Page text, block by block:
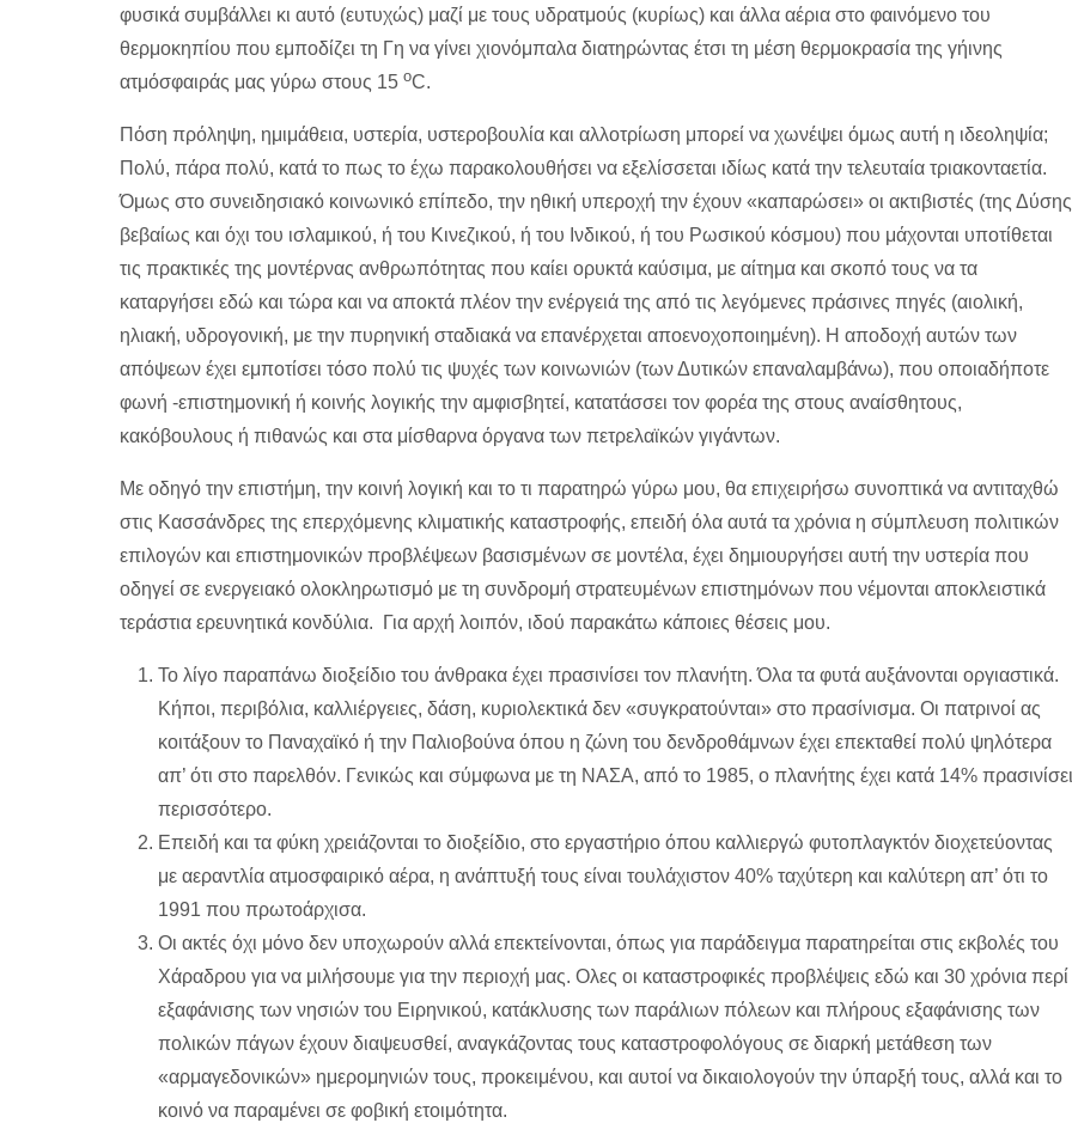
φυσικά συμβάλλει κι αυτό (ευτυχώς) μαζί με τους υδρατμούς (κυρίως) και άλλα αέρια στο φαινόμενο του
θερμοκηπίου που εμποδίζει τη Γη να γίνει χιονόμπαλα διατηρώντας έτσι τη μέση θερμοκρασία της γήινης
ατμόσφαιράς μας γύρω στους 15 οC.
Πόση πρόληψη, ημιμάθεια, υστερία, υστεροβουλία και αλλοτρίωση μπορεί να χωνέψει όμως αυτή η ιδεοληψία;
Πολύ, πάρα πολύ, κατά το πως το έχω παρακολουθήσει να εξελίσσεται ιδίως κατά την τελευταία τριακονταετία.
Όμως στο συνειδησιακό κοινωνικό επίπεδο, την ηθική υπεροχή την έχουν «καπαρώσει» οι ακτιβιστές (της Δύσης
βεβαίως και όχι του ισλαμικού, ή του Κινεζικού, ή του Ινδικού, ή του Ρωσικού κόσμου) που μάχονται υποτίθεται
τις πρακτικές της μοντέρνας ανθρωπότητας που καίει ορυκτά καύσιμα, με αίτημα και σκοπό τους να τα
καταργήσει εδώ και τώρα και να αποκτά πλέον την ενέργειά της από τις λεγόμενες πράσινες πηγές (αιολική,
ηλιακή, υδρογονική, με την πυρηνική σταδιακά να επανέρχεται αποενοχοποιημένη). Η αποδοχή αυτών των
απόψεων έχει εμποτίσει τόσο πολύ τις ψυχές των κοινωνιών (των Δυτικών επαναλαμβάνω), που οποιαδήποτε
φωνή -επιστημονική ή κοινής λογικής την αμφισβητεί, κατατάσσει τον φορέα της στους αναίσθητους,
κακόβουλους ή πιθανώς και στα μίσθαρνα όργανα των πετρελαϊκών γιγάντων.
Με οδηγό την επιστήμη, την κοινή λογική και το τι παρατηρώ γύρω μου, θα επιχειρήσω συνοπτικά να αντιταχθώ
στις Κασσάνδρες της επερχόμενης κλιματικής καταστροφής, επειδή όλα αυτά τα χρόνια η σύμπλευση πολιτικών
επιλογών και επιστημονικών προβλέψεων βασισμένων σε μοντέλα, έχει δημιουργήσει αυτή την υστερία που
οδηγεί σε ενεργειακό ολοκληρωτισμό με τη συνδρομή στρατευμένων επιστημόνων που νέμονται αποκλειστικά
τεράστια ερευνητικά κονδύλια. Για αρχή λοιπόν, ιδού παρακάτω κάποιες θέσεις μου.
Το λίγο παραπάνω διοξείδιο του άνθρακα έχει πρασινίσει τον πλανήτη. Όλα τα φυτά αυξάνονται οργιαστικά.
Κήποι, περιβόλια, καλλιέργειες, δάση, κυριολεκτικά δεν «συγκρατούνται» στο πρασίνισμα. Οι πατρινοί ας
κοιτάξουν το Παναχαϊκό ή την Παλιοβούνα όπου η ζώνη του δενδροθάμνων έχει επεκταθεί πολύ ψηλότερα
απ’ ότι στο παρελθόν. Γενικώς και σύμφωνα με τη ΝΑΣΑ, από το 1985, ο πλανήτης έχει κατά 14% πρασινίσει
περισσότερο.
Επειδή και τα φύκη χρειάζονται το διοξείδιο, στο εργαστήριο όπου καλλιεργώ φυτοπλαγκτόν διοχετεύοντας
με αεραντλία ατμοσφαιρικό αέρα, η ανάπτυξή τους είναι τουλάχιστον 40% ταχύτερη και καλύτερη απ’ ότι το
1991 που πρωτοάρχισα.
Οι ακτές όχι μόνο δεν υποχωρούν αλλά επεκτείνονται, όπως για παράδειγμα παρατηρείται στις εκβολές του
Χάραδρου για να μιλήσουμε για την περιοχή μας. Ολες οι καταστροφικές προβλέψεις εδώ και 30 χρόνια περί
εξαφάνισης των νησιών του Ειρηνικού, κατάκλυσης των παράλιων πόλεων και πλήρους εξαφάνισης των
πολικών πάγων έχουν διαψευσθεί, αναγκάζοντας τους καταστροφολόγους σε διαρκή μετάθεση των
«αρμαγεδονικών» ημερομηνιών τους, προκειμένου, και αυτοί να δικαιολογούν την ύπαρξή τους, αλλά και το
κοινό να παραμένει σε φοβική ετοιμότητα.